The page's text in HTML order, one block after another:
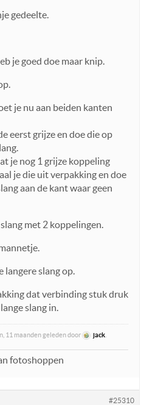
gedeelte.
je goed doe maar knip.
je nu aan beiden kanten
eerst grijze en doe die op
je nog 1 grijze koppeling
je die uit verpakking en doe
aan de kant waar geen
met 2 koppelingen.
langere slang op.
dat verbinding stuk druk
slang in.
11 maanden geleden door jack
fotoshoppen
#25310